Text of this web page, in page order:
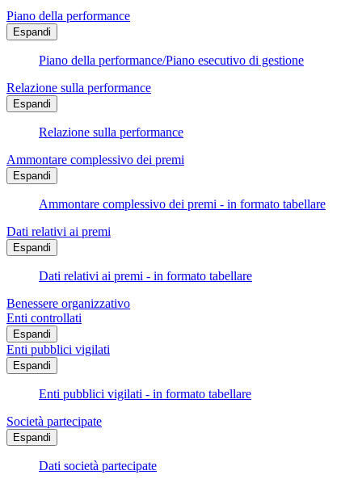
Piano della performance
Espandi
Piano della performance/Piano esecutivo di gestione
Relazione sulla performance
Espandi
Relazione sulla performance
Ammontare complessivo dei premi
Espandi
Ammontare complessivo dei premi - in formato tabellare
Dati relativi ai premi
Espandi
Dati relativi ai premi - in formato tabellare
Benessere organizzativo
Enti controllati
Espandi
Enti pubblici vigilati
Espandi
Enti pubblici vigilati - in formato tabellare
Società partecipate
Espandi
Dati società partecipate